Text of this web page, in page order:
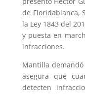
de Floridablanca,
la Ley 1843 del
y puesta en
infracciones.
Mantilla
asegura que
detecten